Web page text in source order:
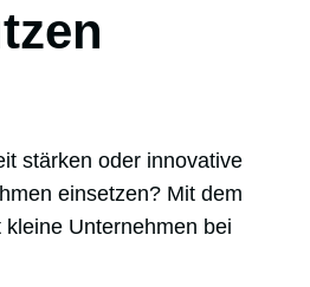
stärken oder innovative
einsetzen? Mit dem
Unternehmen bei